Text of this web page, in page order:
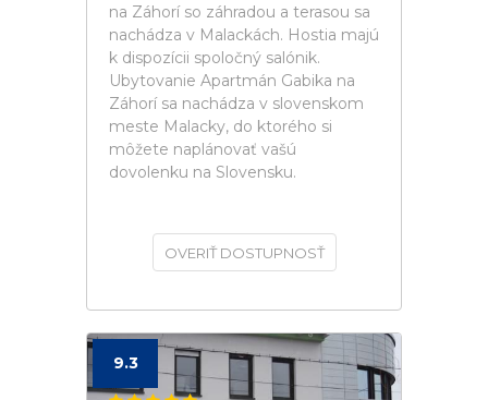
na Záhorí so záhradou a terasou sa
nachádza v Malackách. Hostia majú
k dispozícii spoločný salónik.
Ubytovanie Apartmán Gabika na
Záhorí sa nachádza v slovenskom
meste Malacky, do ktorého si
môžete naplánovať vašú
dovolenku na Slovensku.
OVERIŤ DOSTUPNOSŤ
9.3